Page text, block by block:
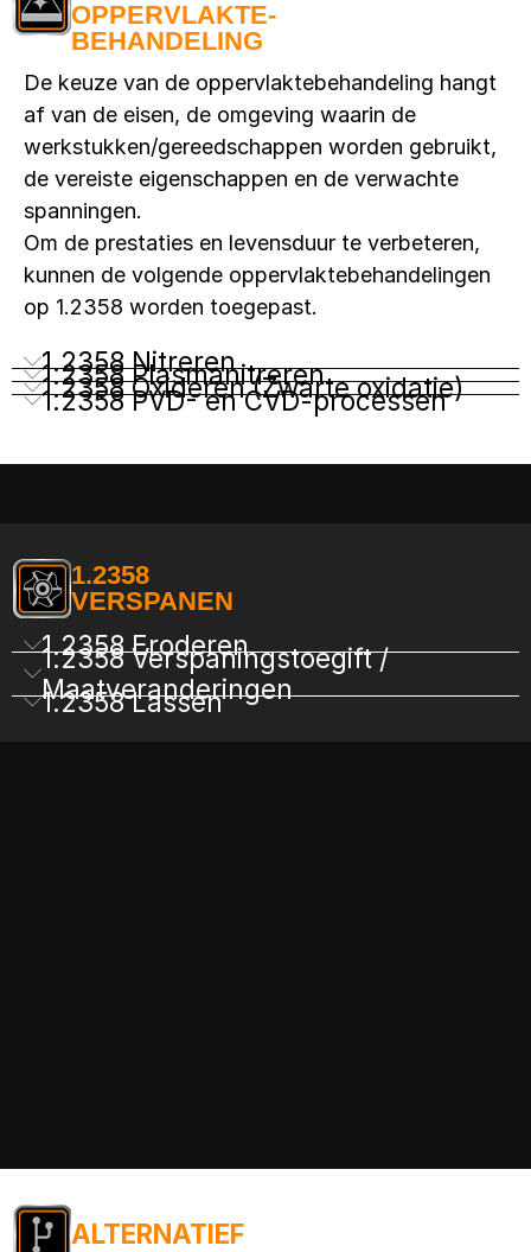
OPPERVLAKTE-
BEHANDELING
De keuze van de oppervlaktebehandeling hangt
af van de eisen, de omgeving waarin de
werkstukken/gereedschappen worden gebruikt,
de vereiste eigenschappen en de verwachte
spanningen.
Om de prestaties en levensduur te verbeteren,
kunnen de volgende oppervlaktebehandelingen
op 1.2358 worden toegepast.
1.2358 Nitreren
1.2358 Plasmanitreren
1.2358 Oxideren (Zwarte oxidatie)
1.2358 PVD- en CVD-processen
1.2358
VERSPANEN
1.2358 Eroderen
1.2358 Verspaningstoegift /
Maatveranderingen
1.2358 Lassen
ALTERNATIEF